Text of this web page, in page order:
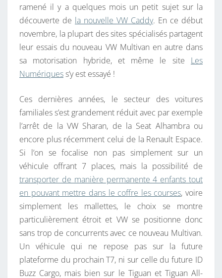
T
I
V
A
N
D
V
W
N
’
E
S
T
P
A
S
L
E
N
ramené il y a quelques mois un petit sujet sur la
découverte de la nouvelle VW Caddy. En ce début
novembre, la plupart des sites spécialisés partagent
leur essais du nouveau VW Multivan en autre dans
sa motorisation hybride, et même le site Les
Numériquess’y est essayé !
Ces dernières années, le secteur des voitures
familiales s’est grandement réduit avec par exemple
l’arrêt de la VW Sharan, de la Seat Alhambra ou
encore plus récemment celui de la Renault Espace.
Si l’on se focalise non pas simplement sur un
véhicule offrant 7 places, mais la possibilité de
transporter de manière permanente 4 enfants tout
en pouvant mettre dans le coffre les courses, voire
simplement les mallettes, le choix se montre
particulièrement étroit et VW se positionne donc
sans trop de concurrents avec ce nouveau Multivan.
Un véhicule qui ne repose pas sur la future
plateforme du prochain T7, ni sur celle du future ID
Buzz Cargo, mais bien sur le Tiguan et Tiguan All-